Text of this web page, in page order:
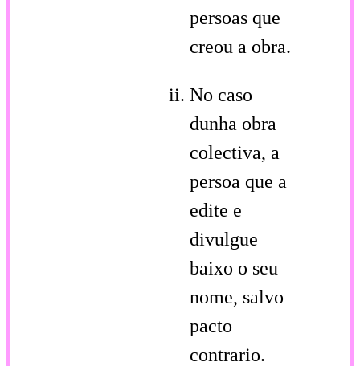
persoas que
creou a obra.
No caso
dunha obra
colectiva, a
persoa que a
edite e
divulgue
baixo o seu
nome, salvo
pacto
contrario.